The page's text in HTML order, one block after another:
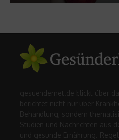
gesuendernet.de blickt über
berichtet nicht nur über
Behandlung, sondern
Studien und Nachrichten aus
und gesunde Ernährung.